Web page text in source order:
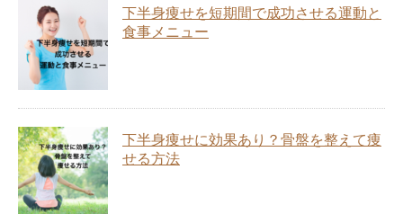
下半身痩せを短期間で成功させる運動と
食事メニュー
下半身痩せに効果あり？骨盤を整えて痩
せる方法